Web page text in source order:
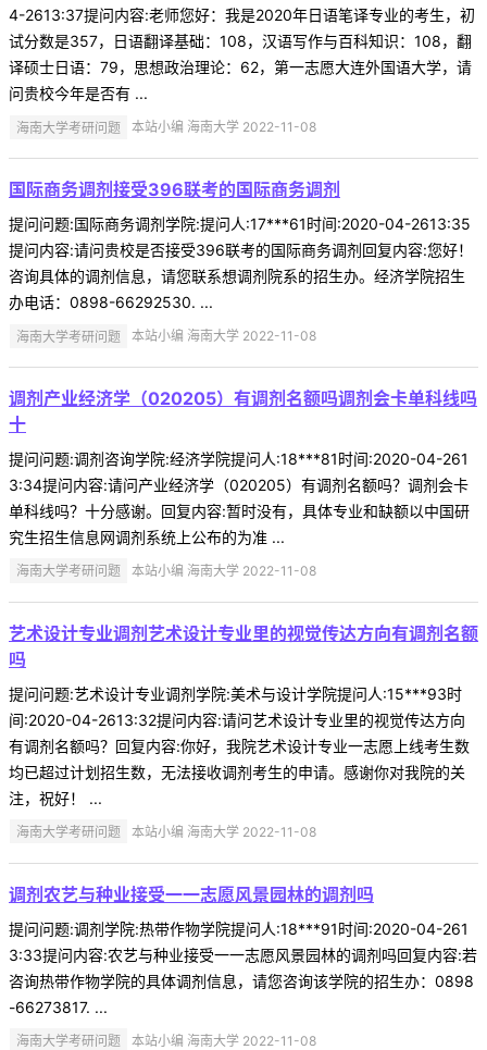
4-2613:37提问内容:老师您好：我是2020年日语笔译专业的考生，初
试分数是357，日语翻译基础：108，汉语写作与百科知识：108，翻
译硕士日语：79，思想政治理论：62，第一志愿大连外国语大学，请
问贵校今年是否有 ...
海南大学考研问题 本站小编 海南大学 2022-11-08
国际商务调剂接受396联考的国际商务调剂
提问问题:国际商务调剂学院:提问人:17***61时间:2020-04-2613:35
提问内容:请问贵校是否接受396联考的国际商务调剂回复内容:您好！
咨询具体的调剂信息，请您联系想调剂院系的招生办。经济学院招生
办电话：0898-66292530. ...
海南大学考研问题 本站小编 海南大学 2022-11-08
调剂产业经济学（020205）有调剂名额吗调剂会卡单科线吗
十
提问问题:调剂咨询学院:经济学院提问人:18***81时间:2020-04-261
3:34提问内容:请问产业经济学（020205）有调剂名额吗？调剂会卡
单科线吗？十分感谢。回复内容:暂时没有，具体专业和缺额以中国研
究生招生信息网调剂系统上公布的为准 ...
海南大学考研问题 本站小编 海南大学 2022-11-08
艺术设计专业调剂艺术设计专业里的视觉传达方向有调剂名额
吗
提问问题:艺术设计专业调剂学院:美术与设计学院提问人:15***93时
间:2020-04-2613:32提问内容:请问艺术设计专业里的视觉传达方向
有调剂名额吗？回复内容:你好，我院艺术设计专业一志愿上线考生数
均已超过计划招生数，无法接收调剂考生的申请。感谢你对我院的关
注，祝好！ ...
海南大学考研问题 本站小编 海南大学 2022-11-08
调剂农艺与种业接受一一志愿风景园林的调剂吗
提问问题:调剂学院:热带作物学院提问人:18***91时间:2020-04-261
3:33提问内容:农艺与种业接受一一志愿风景园林的调剂吗回复内容:若
咨询热带作物学院的具体调剂信息，请您咨询该学院的招生办：0898
-66273817. ...
海南大学考研问题 本站小编 海南大学 2022-11-08